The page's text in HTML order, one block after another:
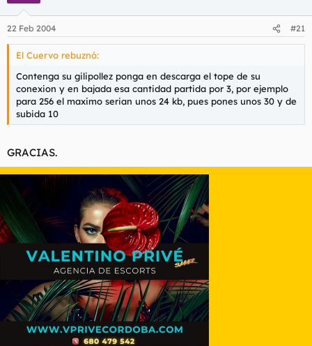
22 Feb 2004 #21
El Cuervo rebuznó:
Contenga su gilipollez ponga en descarga el tope de su
conexion y en bajada esa cantidad partida por 3, por ejemplo
para 256 el maximo serian unos 24 kb, pues pones unos 30 y de
subida 10
GRACIAS.